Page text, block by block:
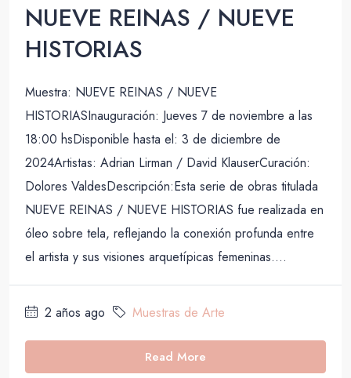
NUEVE REINAS / NUEVE
HISTORIAS
Muestra: NUEVE REINAS / NUEVE
HISTORIASInauguración: Jueves 7 de noviembre a las
18:00 hsDisponible hasta el: 3 de diciembre de
2024Artistas: Adrian Lirman / David KlauserCuración:
Dolores ValdesDescripción:Esta serie de obras titulada
NUEVE REINAS / NUEVE HISTORIAS fue realizada en
óleo sobre tela, reflejando la conexión profunda entre
el artista y sus visiones arquetípicas femeninas....
2 años ago Muestras de Arte
Read More